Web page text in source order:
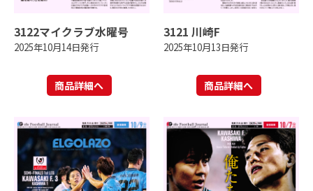
3122マイクラブ水曜号
2025年10月14日発行
商品詳細へ
3121 川崎F
2025年10月13日発行
商品詳細へ